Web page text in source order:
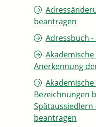
beantragen
Adressbuch
Anerkennung
Bezeichnungen
beantragen